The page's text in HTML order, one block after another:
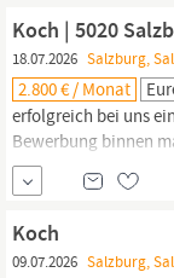
ansprechende
Koch | 5020
18.07.2026 Salzburg,
2.800 € / Monat
erfolgreich bei uns
Bewerbung binnen
bekommst jedenfalls
Ergebnis. Kontakt Als
Leidenschaft
Koch
09.07.2026 Salzburg,